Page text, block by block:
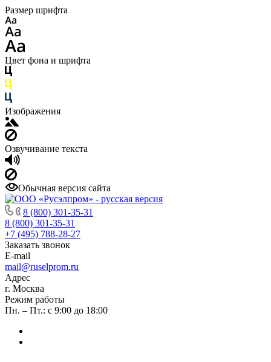
Размер шрифта
Цвет фона и шрифта
Изображения
Озвучивание текста
Обычная версия сайта
8 (800) 301-35-31
8 (800) 301-35-31
+7 (495) 788-28-27
Заказать звонок
E-mail
mail@ruselprom.ru
Адрес
г. Москва
Режим работы
Пн. – Пт.: с 9:00 до 18:00